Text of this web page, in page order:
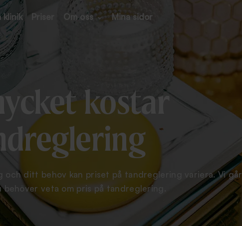
klinik Priser Om oss Mina sidor
kostar
och ditt behov kan priset på tandreglering variera. Vi går
veta om pris på tandreglering.